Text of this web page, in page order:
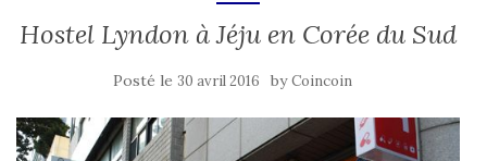
Hostel Lyndon à Jéju en Corée du Sud
Posté le 30 avril 2016 byCoincoin